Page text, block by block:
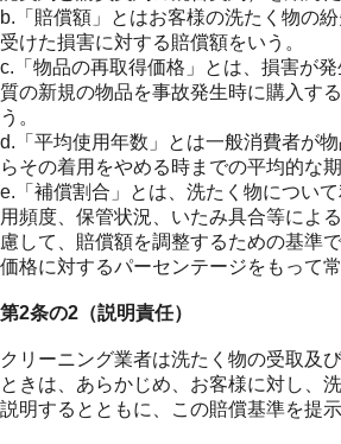
b.「賠償額」とはお客様の洗たく物の
受けた損害に対する賠償額をいう。
c.「物品の再取得価格」とは、損害が
質の新規の物品を事故発生時に購入す
う。
d.「平均使用年数」とは一般消費者が
らその着用をやめる時までの平均的な期
e.「補償割合」とは、洗たく物につい
用頻度、保管状況、いたみ具合等によ
慮して、賠償額を調整するための基準
価格に対するパーセンテージをもって
第2条の2（説明責任）
クリーニング業者は洗たく物の受取及
ときは、あらかじめ、お客様に対し、
説明するとともに、この賠償基準を提